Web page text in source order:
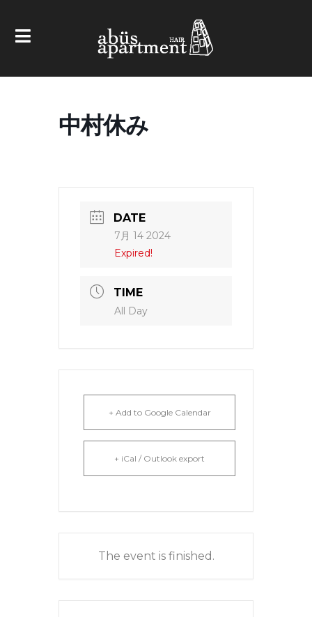
中村休み
DATE
7月 14 2024
Expired!
TIME
All Day
+ Add to Google Calendar
+ iCal / Outlook export
The event is finished.